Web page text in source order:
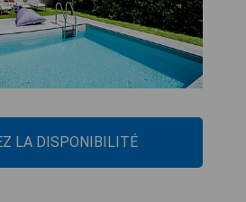
LA DISPONIBILITÉ